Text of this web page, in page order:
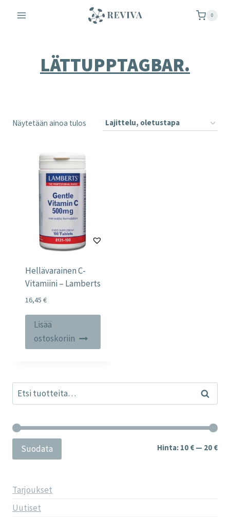
sisältöön
0
LÄTTUPPTAGBAR.
Näytetään ainoa tulos
Hellävarainen C-
Vitamiini – Lamberts
16,45 €
Lisää
ostoskoriin
Etsi: Haku
Suodata Hinta: 10 € — 20 €
Tarjoukset
Uutiset